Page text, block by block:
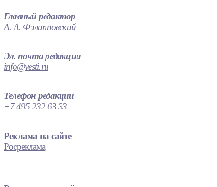
Главный редактор
А. А. Филипповский
Эл. почта редакции
info@vesti.ru
Телефон редакции
+7 495 232 63 33
Реклама на сайте
Росреклама